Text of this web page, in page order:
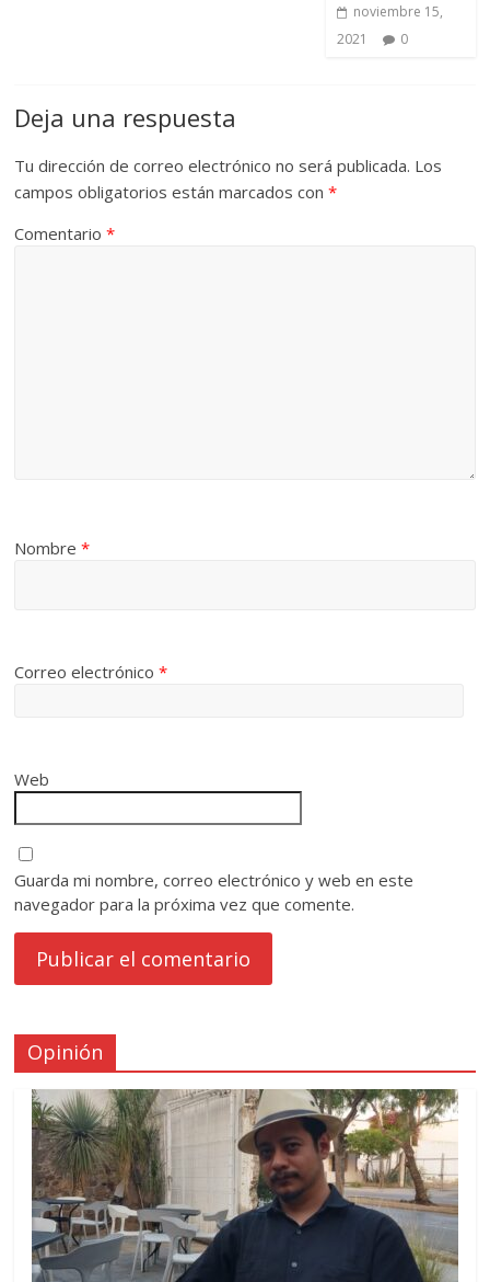
noviembre 15,
2021
0
Deja una respuesta
Tu dirección de correo electrónico no será publicada. Los
campos obligatorios están marcados con*
Comentario*
Nombre*
Correo electrónico*
Web
Guarda mi nombre, correo electrónico y web en este
navegador para la próxima vez que comente.
Opinión